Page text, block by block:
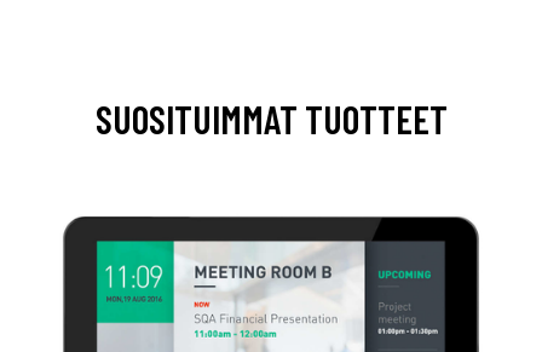
SUOSITUIMMAT TUOTTEET